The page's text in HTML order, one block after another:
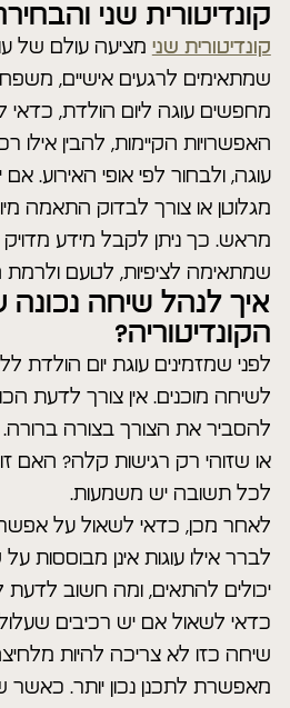
קונדיטורית שני
קונדיטורית שני מציעה עולם של
שמתאימים לרגעים אישיים,
מחפשים עוגה ליום הולדת, כדאי
האפשרויות הקיימות, להבין
עוגה, ולבחור לפי אופי האירוע.
מגלוטן או צורך לבדוק התאמה
מראש. כך ניתן לקבל מידע מדויק
שמתאימה לציפיות, לטעם
איך לנהל שיחה נכונה
הקונדיטוריה?
לפני שמזמינים עוגת יום הולדת
לשיחה מוכנים. אין צורך לדעת
להסביר את הצורך בצורה
או שזוהי רק רגישות קלה? האם
לכל תשובה יש משמעות.
לאחר מכן, כדאי לשאול על
לברר אילו עוגות אינן מבוססות
יכולים להתאים, ומה חשוב לדעת
כדאי לשאול אם יש רכיבים
שיחה כזו לא צריכה להיות
מאפשרת לתכנן נכון יותר. כאשר